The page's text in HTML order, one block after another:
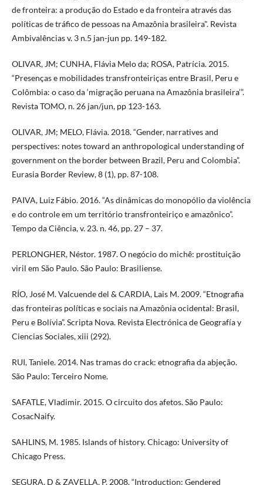
de fronteira: a produção do Estado e da fronteira através das
políticas de tráfico de pessoas na Amazônia brasileira". Revista
Ambivalências v. 3 n.5 jan-jun pp. 149-182.
OLIVAR, JM; CUNHA, Flávia Melo da; ROSA, Patrícia. 2015.
“Presenças e mobilidades transfronteiriças entre Brasil, Peru e
Colômbia: o caso da ‘migração peruana na Amazônia brasileira’”.
Revista TOMO, n. 26 jan/jun, pp 123-163.
OLIVAR, JM; MELO, Flávia. 2018. “Gender, narratives and
perspectives: notes toward an anthropological understanding of
government on the border between Brazil, Peru and Colombia”.
Eurasia Border Review, 8 (1), pp. 87-108.
PAIVA, Luiz Fábio. 2016. “As dinâmicas do monopólio da violência
e do controle em um território transfronteiriço e amazônico”.
Tempo da Ciência, v. 23. n. 46, pp. 27 – 37.
PERLONGHER, Néstor. 1987. O negócio do michê: prostituição
viril em São Paulo. São Paulo: Brasiliense.
RÍO, José M. Valcuende del & CARDIA, Lais M. 2009. “Etnografia
das fronteiras políticas e sociais na Amazônia ocidental: Brasil,
Peru e Bolívia”. Scripta Nova. Revista Electrónica de Geografía y
Ciencias Sociales, xiii (292).
RUI, Taniele. 2014. Nas tramas do crack: etnografia da abjeção.
São Paulo: Terceiro Nome.
SAFATLE, Vladimir. 2015. O circuito dos afetos. São Paulo:
CosacNaify.
SAHLINS, M. 1985. Islands of history. Chicago: University of
Chicago Press.
SEGURA, D & ZAVELLA, P. 2008. “Introduction: Gendered